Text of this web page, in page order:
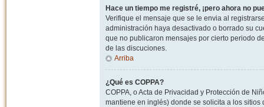
Hace un tiempo me registré, ¡pero ahora no
Verifique el mensaje que se le envia al
administración haya desactivado o borrado su
que no publicaron mensajes por cierto periodo
de las discuciones.
Arriba
¿Qué es COPPA?
COPPA, o Acta de Privacidad y Protección de
mantiene en inglés) donde se solicita a los